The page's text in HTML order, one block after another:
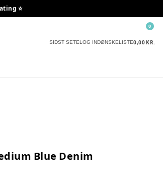
⭐️
SIDST SETELOG INDØNSKELISTE0,00 KR.
0
Blue Denim